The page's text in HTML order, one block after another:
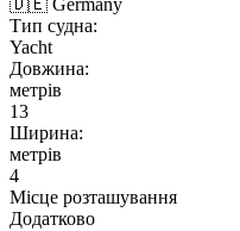
Тип судна:
Yacht
Довжина:
метрів
13
Ширина:
метрів
4
Місце розташування
Додатково